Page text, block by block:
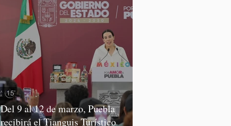
Del 9 al 12 de marzo, Puebla
recibirá el Tianguis Turístico